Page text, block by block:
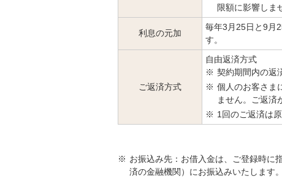
限額に影響しま
利息の元加
毎年3月25日と9月
す。
ご返済方式
自由返済方式
※ 契約期間内の返
※ 個人のお客さま
ません。ご返済
※ 1回のご返済は
※ お振込み先：お借入金は、ご登録時に
済の金融機関）にお振込みいたします